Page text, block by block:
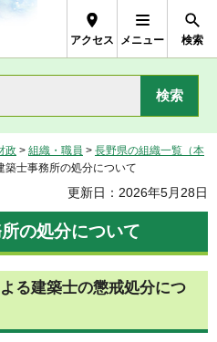
Prefecture
アクセス メニュー 検索
政 > 組織・職員 > 長野県の組織一覧（本
築士事務所の処分について
更新日：2026年5月28日
の処分について
る建築士の懲戒処分につ